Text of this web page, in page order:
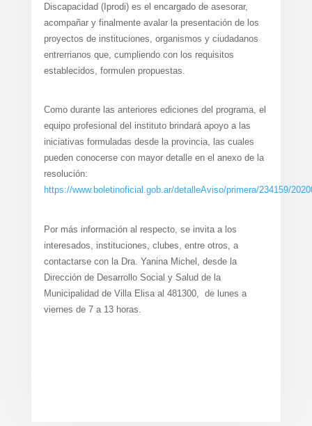
Discapacidad (Iprodi) es el encargado de asesorar,
acompañar y finalmente avalar la presentación de los
proyectos de instituciones, organismos y ciudadanos
entrerrianos que, cumpliendo con los requisitos
establecidos, formulen propuestas.
Como durante las anteriores ediciones del programa, el
equipo profesional del instituto brindará apoyo a las
iniciativas formuladas desde la provincia, las cuales
pueden conocerse con mayor detalle en el anexo de la
resolución:
https://www.boletinoficial.gob.ar/detalleAviso/primera/234159/
Por más información al respecto, se invita a los
interesados, instituciones, clubes, entre otros, a
contactarse con la Dra. Yanina Michel, desde la
Dirección de Desarrollo Social y Salud de la
Municipalidad de Villa Elisa al 481300, de lunes a
viernes de 7 a 13 horas.